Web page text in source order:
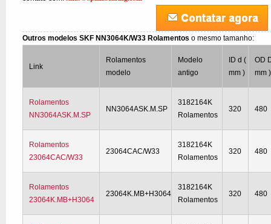
Outros modelos SKF NN3064K/W33 Rolamentoso mesmo tamanho:
Link
Rolamentos
modelo
Modelo
antigo
ID d (
mm )
OD
mm )
Rolamentos
NN3064ASK.M.SP
NN3064ASK.M.SP
3182164K
Rolamentos
320 480
Rolamentos
23064CAC/W33
23064CAC/W33
3182164K
Rolamentos
320 480
Rolamentos
23064K.MB+H3064
23064K.MB+H3064
3182164K
Rolamentos
320 480